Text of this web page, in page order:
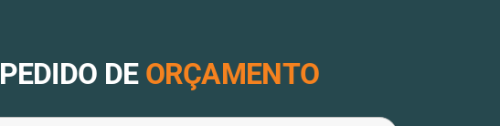
PEDIDO DE ORÇAMENTO